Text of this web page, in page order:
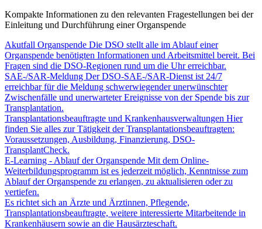
Kompakte Informationen zu den relevanten Fragestellungen bei der
Einleitung und Durchführung einer Organspende
Akutfall Organspende Die DSO stellt alle im Ablauf einer
Organspende benötigten Informationen und Arbeitsmittel bereit. Bei
Fragen sind die DSO-Regionen rund um die Uhr erreichbar.
SAE-/SAR-Meldung Der DSO-SAE-/SAR-Dienst ist 24/7
erreichbar für die Meldung schwerwiegender unerwünschter
Zwischenfälle und unerwarteter Ereignisse von der Spende bis zur
Transplantation.
Transplantationsbeauftragte und Krankenhausverwaltungen Hier
finden Sie alles zur Tätigkeit der Transplantationsbeauftragten:
Voraussetzungen, Ausbildung, Finanzierung, DSO-
TransplantCheck.
E-Learning - Ablauf der Organspende Mit dem Online-
Weiterbildungsprogramm ist es jederzeit möglich, Kenntnisse zum
Ablauf der Organspende zu erlangen, zu aktualisieren oder zu
vertiefen.
Es richtet sich an Ärzte und Ärztinnen, Pflegende,
Transplantationsbeauftragte, weitere interessierte Mitarbeitende in
Krankenhäusern sowie an die Hausärzteschaft.